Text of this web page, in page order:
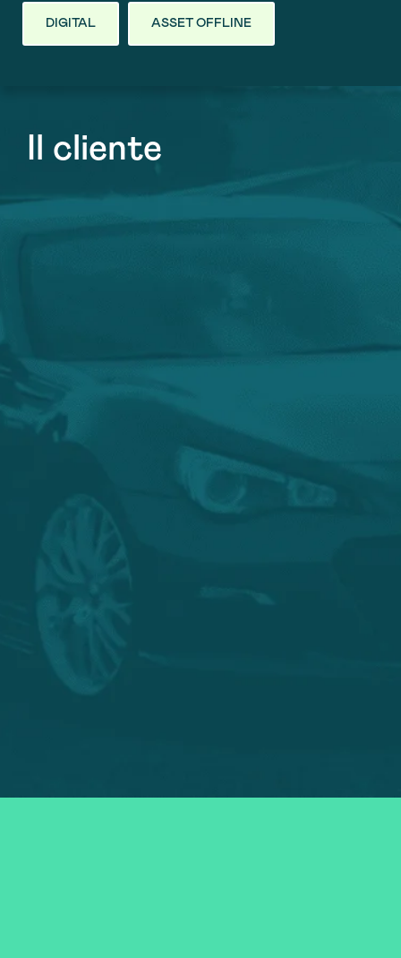
DIGITAL ASSET OFFLINE
Il cliente